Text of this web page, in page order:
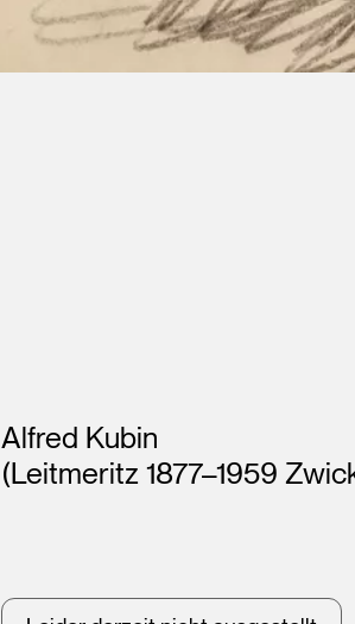
Künstler*innen
Alfred Kubin
(Leitmeritz 1877–1959